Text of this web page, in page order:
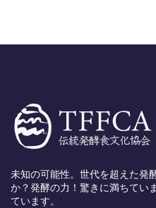
未知の可能性。世代を超えた発
か？発酵の力！驚きに満ちてい
ています。